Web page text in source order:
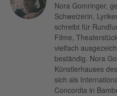
Nora Gomringer,
Schweizerin,
schreibt für
Filme,
vielfach
beständig. Nora
Künstlerhauses
sich als
Concordia in